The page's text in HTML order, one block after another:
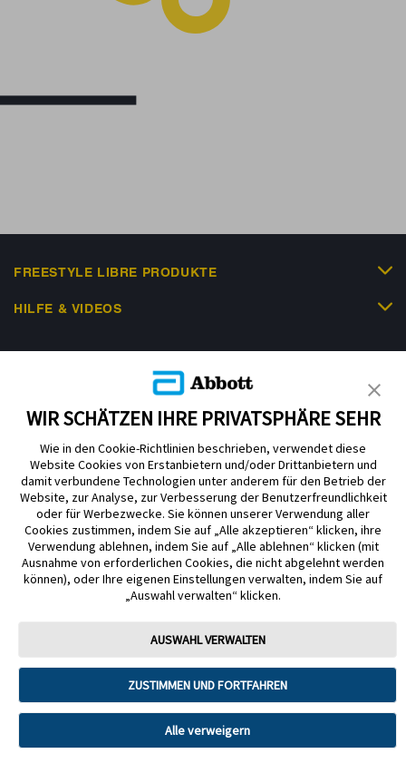
FREESTYLE LIBRE PRODUKTE
HILFE & VIDEOS
Impressum Nutzungsbedingungen
Datenschutzerklärung
Cookie Richtlinie
Barrierefreiheitserklärung
Mitteilung zur Datenverordnung
Cookie-Präferenzen
Copyright © 2026 Abbott. Alle Rechte vorbehalten. Libre, das
Designs sind das geistige Eigentum der Abbott Unternehmensgruppe in
ausgewählten Ländern.
Tandem Diabetes Care, Inc. Alle Rechte vorbehalten. Tandem Diabetes
Care, die Tandem Logos, Control-IQ, Control-IQ+, t:slim X2, t:slim, Tandem
t:slim Mobile App und Tandem Source sind eingetragene Marken oder
Marken von Tandem Diabetes Care, Inc. in den USA und/oder anderen
Ländern.
WIR SCHÄTZEN IHRE PRIVATSPHÄRE SEHR
Wie in den Cookie-Richtlinien beschrieben, verwendet diese
Website Cookies von Erstanbietern und/oder Drittanbietern und
damit verbundene Technologien unter anderem für den Betrieb der
Website, zur Analyse, zur Verbesserung der Benutzerfreundlichkeit
oder für Werbezwecke. Sie können unserer Verwendung aller
Cookies zustimmen, indem Sie auf „Alle akzeptieren“ klicken, ihre
Verwendung ablehnen, indem Sie auf „Alle ablehnen“ klicken (mit
Ausnahme von erforderlichen Cookies, die nicht abgelehnt werden
können), oder Ihre eigenen Einstellungen verwalten, indem Sie auf
„Auswahl verwalten“ klicken.
AUSWAHL VERWALTEN
ZUSTIMMEN UND FORTFAHREN
Alle verweigern